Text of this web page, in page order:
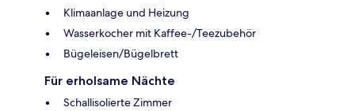
Klimaanlage und Heizung
Wasserkocher mit Kaffee-/Teezubehör
Bügeleisen/Bügelbrett
Für erholsame Nächte
Schallisolierte Zimmer